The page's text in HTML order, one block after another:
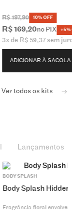
Ver todos os kits
R$ 197,90 10% OFF
R$169,20no PIX +5%
3x de R$ 59,37sem
ADICIONAR À SACOLA
Lançamentos
BODY SPLASH
Body Splash
Fragrância floral